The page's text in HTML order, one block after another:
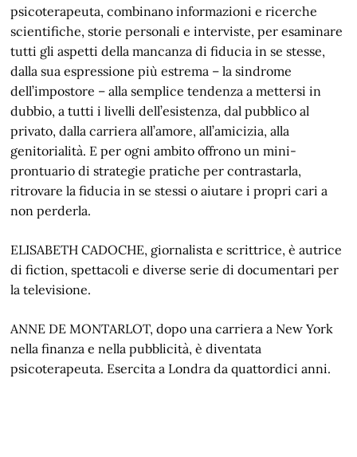
psicoterapeuta, combinano informazioni e ricerche
scientifiche, storie personali e interviste, per esaminare
tutti gli aspetti della mancanza di fiducia in se stesse,
dalla sua espressione più estrema – la sindrome
dell’impostore – alla semplice tendenza a mettersi in
dubbio, a tutti i livelli dell’esistenza, dal pubblico al
privato, dalla carriera all’amore, all’amicizia, alla
genitorialità. E per ogni ambito offrono un mini-
prontuario di strategie pratiche per contrastarla,
ritrovare la fiducia in se stessi o aiutare i propri cari a
non perderla.
ELISABETH CADOCHE, giornalista e scrittrice, è autrice
di fiction, spettacoli e diverse serie di documentari per
la televisione.
ANNE DE MONTARLOT, dopo una carriera a New York
nella finanza e nella pubblicità, è diventata
psicoterapeuta. Esercita a Londra da quattordici anni.